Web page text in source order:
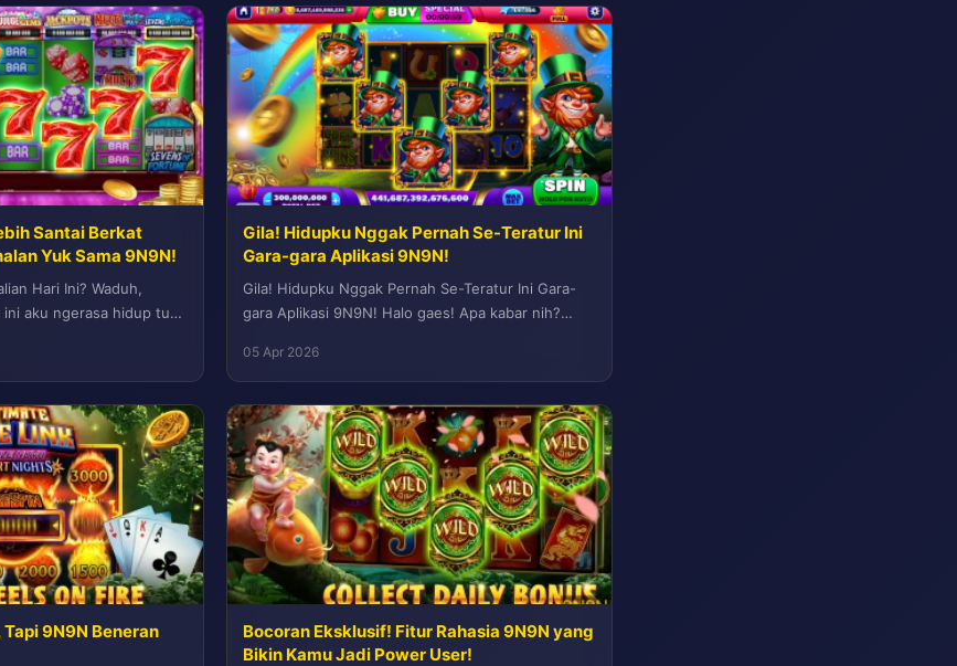
Santai Berkat
Yuk Sama 9N9N!
Hari Ini? Waduh,
aku ngerasa hidup tuh
Gila! Hidupku Nggak Pernah Se-Teratur Ini
Gara-gara Aplikasi 9N9N!
Gila! Hidupku Nggak Pernah Se-Teratur Ini Gara-
gara Aplikasi 9N9N! Halo gaes! Apa kabar nih?
05 Apr 2026
9N9N Beneran
Bocoran Eksklusif! Fitur Rahasia 9N9N yang
Bikin Kamu Jadi Power User!